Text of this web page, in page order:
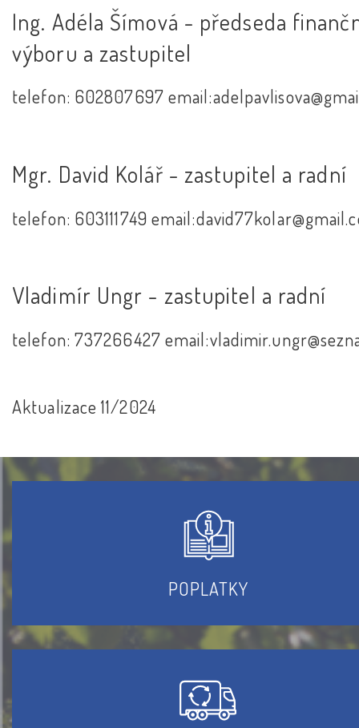
Ing. Adéla Šímová - předseda
výboru a zastupitel
telefon: 602807697
Mgr. David Kolář - zastupitel a radní
telefon: 603111749
Vladimír Ungr - zastupitel a radní
telefon: 737266427
Aktualizace 11/2024
POPLATKY